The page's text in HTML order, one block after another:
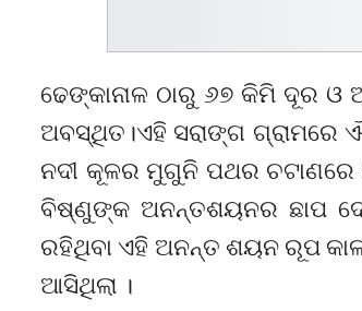
ଢେଙ୍କାନାଳ ଠାରୁ ୬୭ କିମି ଦୂର ଓ
ଅବସ୍ଥିତ।ଏହି ସରାଙ୍ଗ ଗ୍ରାମରେ
ନଦୀ କୂଳର ମୁଗୁନି ପଥର ଚଟାଣରେ
ବିଷ୍ଣୁଙ୍କ ଅନନ୍ତଶୟନର ଛାପ
ରହିଥିବା ଏହି ଅନନ୍ତ ଶୟନ ରୂପ
ଆସିଥିଲା ।